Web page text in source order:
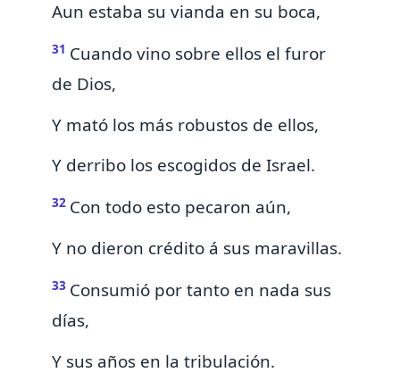
Aun estaba su vianda en su boca,
31 Cuando vino sobre ellos el furor
de Dios,
Y mató los más robustos de ellos,
Y derribo los escogidos de Israel.
32 Con todo esto pecaron aún,
Y no dieron crédito á sus maravillas.
33 Consumió por tanto en nada sus
días,
Y sus años en la tribulación.